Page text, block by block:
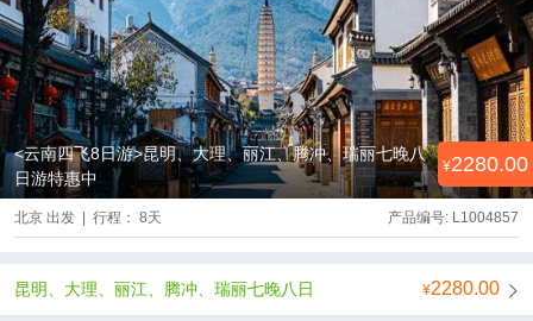
<云南四飞8日游>昆明、大理、丽江、腾冲、瑞丽七晚八
日游特惠中
2280.00
产品编号: L1004857
北京 出发 | 行程： 8天
2280.00
昆明、大理、丽江、腾冲、瑞丽七晚八日